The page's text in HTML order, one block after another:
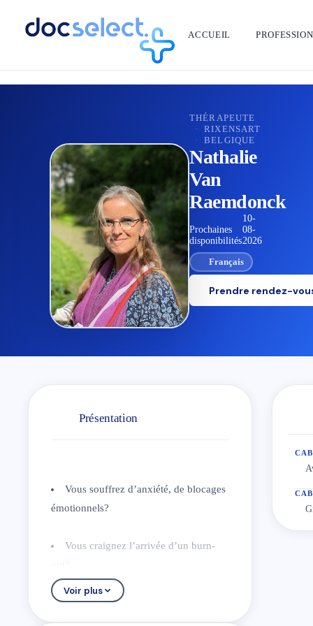
ACCUEIL
RETOUR À L'ANNUAIRE
THÉRAPEUTE
·
RIXENSART
·
BELGIQUE
Nathalie
Van
Raemdonck
Prochaines
disponibilités
10-
08-
2026
Français
Prendre rendez-
Présentation
Vous souffrez d’anxiété, de blocages
émotionnels?
Vous craignez l’arrivée d’un burn-
Vous vivez une relation toxique ou
même de la manipulation?
Voir plus